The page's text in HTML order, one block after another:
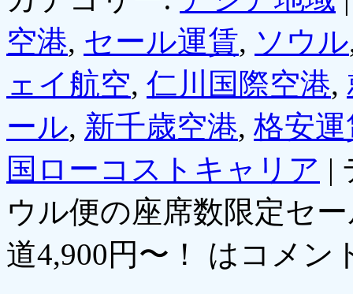
空港, セール運賃, ソウル
ェイ航空, 仁川国際空港,
ール, 新千歳空港, 格安運
国ローコストキャリア |
ウル便の座席数限定セ
道4,900円〜！ は コメン